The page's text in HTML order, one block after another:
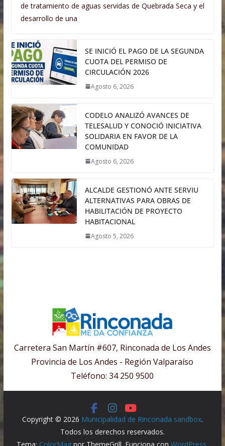
de tratamiento de aguas servidas de Quebrada Seca y el
desarrollo de una
SE INICIÓ EL PAGO DE LA SEGUNDA
CUOTA DEL PERMISO DE
CIRCULACIÓN 2026
Agosto 6, 2026
CODELO ANALIZÓ AVANCES DE
TELESALUD Y CONOCIÓ INICIATIVA
SOLIDARIA EN FAVOR DE LA
COMUNIDAD
Agosto 6, 2026
ALCALDE GESTIONÓ ANTE SERVIU
ALTERNATIVAS PARA OBRAS DE
HABILITACIÓN DE PROYECTO
HABITACIONAL
Agosto 5, 2026
Carretera San Martín #607, Rinconada de Los Andes
Provincia de Los Andes - Región Valparaíso
Teléfono: 34 250 9500
Copyright © 2026 Municipalidad de Rinconada sandbox.
Todos los derechos reservados.